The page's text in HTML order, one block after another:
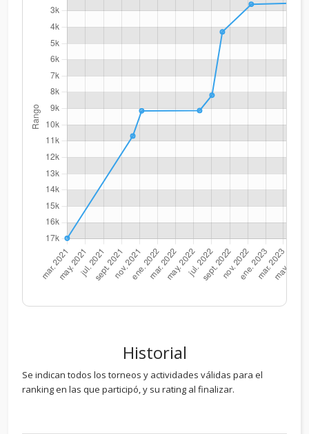
Historial
Se indican todos los torneos y actividades válidas para el
ranking en las que participó, y su rating al finalizar.